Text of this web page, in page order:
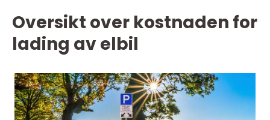
Oversikt over kostnaden for
lading av elbil